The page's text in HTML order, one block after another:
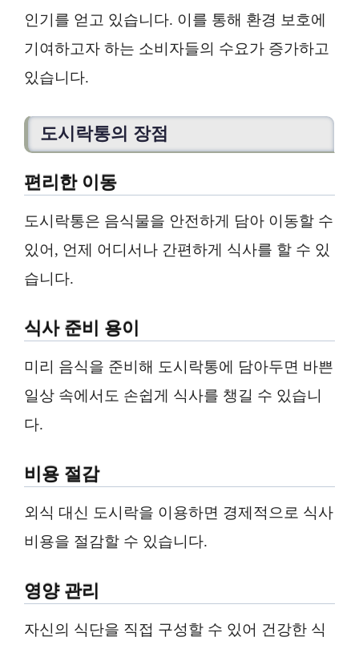
인기를 얻고 있습니다. 이를 통해 환경 보호에
기여하고자 하는 소비자들의 수요가 증가하고
있습니다.
도시락통의 장점
편리한 이동
도시락통은 음식물을 안전하게 담아 이동할 수
있어, 언제 어디서나 간편하게 식사를 할 수 있
습니다.
식사 준비 용이
미리 음식을 준비해 도시락통에 담아두면 바쁜
일상 속에서도 손쉽게 식사를 챙길 수 있습니
다.
비용 절감
외식 대신 도시락을 이용하면 경제적으로 식사
비용을 절감할 수 있습니다.
영양 관리
자신의 식단을 직접 구성할 수 있어 건강한 식